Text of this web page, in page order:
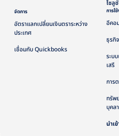
จัดการ
อัตราแลกเปลี่ยนเงินตราระหว่าง
ประเทศ
เชื่อมกับ Quickbooks
โซลู
การใ
อีคอ
ธุรกิ
ระบ
เสรี
การ
ทรัพ
บุคล
นำเ